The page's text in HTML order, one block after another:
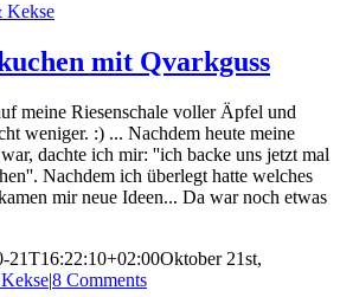
Kekse
mit Qvarkguss
meine Riesenschale voller Äpfel und
weniger. :) ... Nachdem heute meine
dachte ich mir: ''ich backe uns jetzt mal
Nachdem ich überlegt hatte welches
mir neue Ideen... Da war noch etwas
21T16:22:10+02:00Oktober 21st,
|8 Comments